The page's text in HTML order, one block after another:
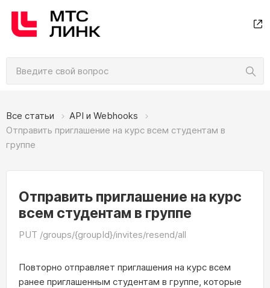
Все статьи
API и Webhooks
Отправить приглашение на курс всем студентам в
группе
Отправить приглашение на курс
всем студентам в группе
PUT /groups/{groupId}/invites/resend/all
Повторно отправляет приглашения на курс всем
ранее приглашенным студентам в группе, которые